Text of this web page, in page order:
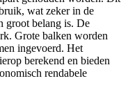
wat zeker in de
groot belang is. De
Grote balken worden
ingevoerd. Het
berekend en bieden
rendabele